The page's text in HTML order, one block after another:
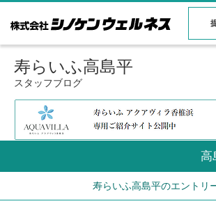
寿らいふ高島平
スタッフブログ
高
寿らいふ高島平のエントリ